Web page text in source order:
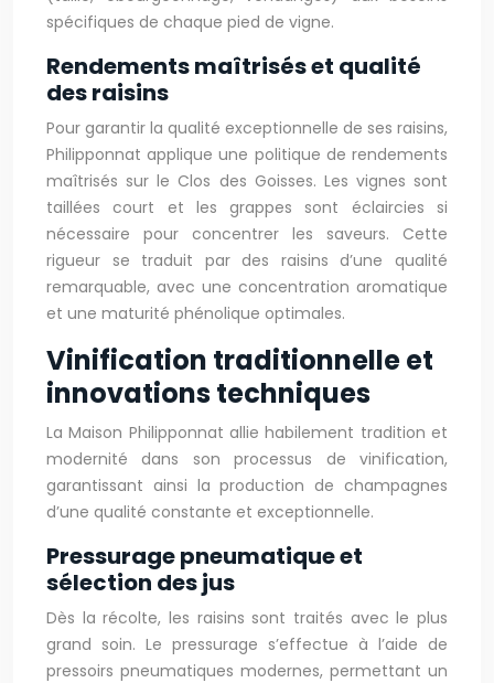
spécifiques de chaque pied de vigne.
Rendements maîtrisés et qualité
des raisins
Pour garantir la qualité exceptionnelle de ses raisins,
Philipponnat applique une politique de rendements
maîtrisés sur le Clos des Goisses. Les vignes sont
taillées court et les grappes sont éclaircies si
nécessaire pour concentrer les saveurs. Cette
rigueur se traduit par des raisins d’une qualité
remarquable, avec une concentration aromatique
et une maturité phénolique optimales.
Vinification traditionnelle et
innovations techniques
La Maison Philipponnat allie habilement tradition et
modernité dans son processus de vinification,
garantissant ainsi la production de champagnes
d’une qualité constante et exceptionnelle.
Pressurage pneumatique et
sélection des jus
Dès la récolte, les raisins sont traités avec le plus
grand soin. Le pressurage s’effectue à l’aide de
pressoirs pneumatiques modernes, permettant un